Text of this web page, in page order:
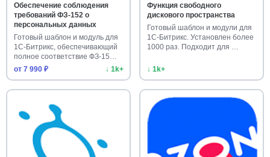
Обеспечение соблюдения
требований ФЗ-152 о
персональных данных
Готовый шаблон и модуль для
1С-Битрикс, обеспечивающий
полное соответствие ФЗ-15…
от 7 990 ₽
↓ 1k+
Функция свободного
дискового пространства
Готовый шаблон и модули для
1С-Битрикс. Установлен более
1000 раз. Подходит для …
↓ 1k+